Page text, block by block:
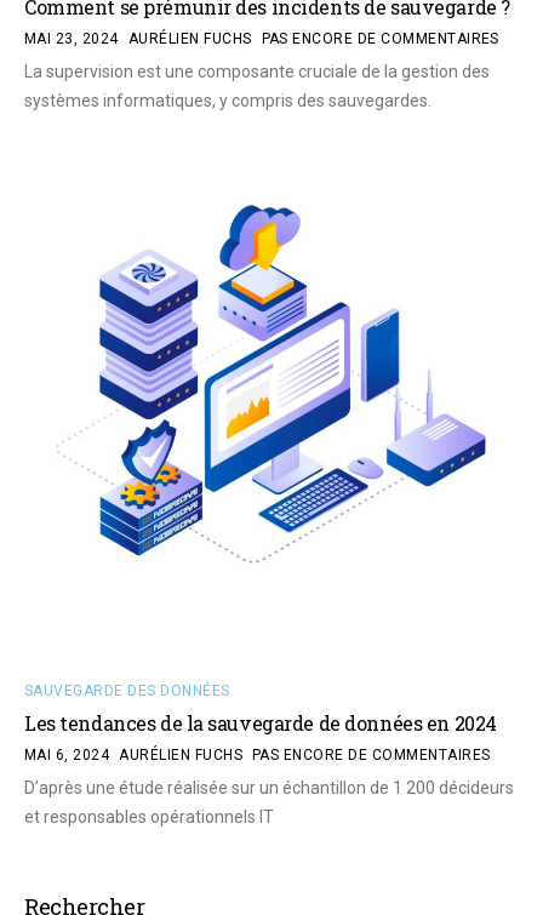
Comment se prémunir des incidents de sauvegarde ?
MAI 23, 2024 AURÉLIEN FUCHS PAS ENCORE DE COMMENTAIRES
La supervision est une composante cruciale de la gestion des
systèmes informatiques, y compris des sauvegardes.
SAUVEGARDE DES DONNÉES
Les tendances de la sauvegarde de données en 2024
MAI 6, 2024 AURÉLIEN FUCHS PAS ENCORE DE COMMENTAIRES
D’après une étude réalisée sur un échantillon de 1 200 décideurs
et responsables opérationnels IT
Rechercher